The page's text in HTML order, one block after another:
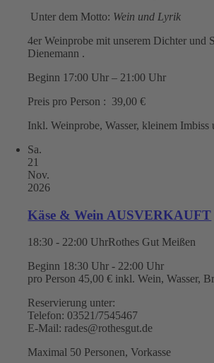
Unter dem Motto: Wein und Lyrik
4er Weinprobe mit unserem Dichter und
Dienemann .
Beginn 17:00 Uhr – 21:00 Uhr
Preis pro Person : 39,00 €
Inkl. Weinprobe, Wasser, kleinem
Sa.
21
Nov.
2026
Käse & Wein AUSVERKAUFT
18:30 - 22:00 UhrRothes Gut Meißen
Beginn 18:30 Uhr - 22:00 Uhr
pro Person 45,00 € inkl. Wein, Wasser,
Reservierung unter:
Telefon: 03521/7545467
E-Mail: rades@rothesgut.de
Maximal 50 Personen, Vorkasse